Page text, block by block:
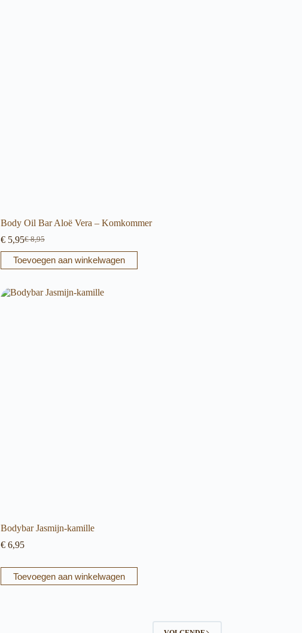
Body Oil Bar Aloë Vera – Komkommer
€8,95
Oorspronkelijke
prijs
was:
€5,95Huidige
prijs
is:
Toevoegen aan winkelwagen
Bodybar Jasmijn-kamille
€6,95
Toevoegen aan winkelwagen